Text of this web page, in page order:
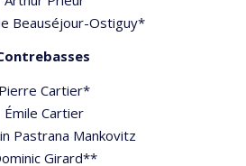
Beauséjour-Ostiguy*
Pierre Cartier*
Émile Cartier
Pastrana Mankovitz
Girard**